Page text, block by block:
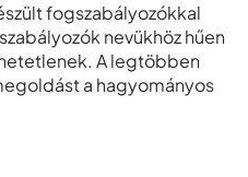
fogszabályozókkal
nevükhöz hűen
A legtöbben
a hagyományos